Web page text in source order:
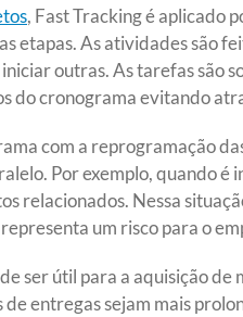
, Fast Tracking é aplicado
etapas. As atividades são
outras. As tarefas são
do cronograma evitando
com a reprogramação
Por exemplo, quando é
relacionados. Nessa
um risco para o
ser útil para a aquisição
entregas sejam mais